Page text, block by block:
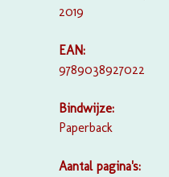
2019
EAN:
9789038927022
Bindwijze:
Paperback
Aantal pagina's: